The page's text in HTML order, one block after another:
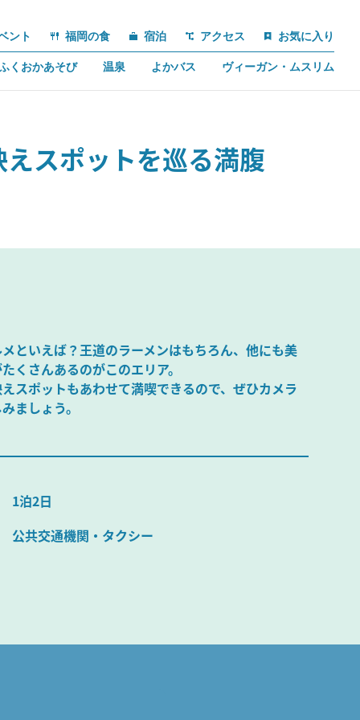
ント 福岡の食 宿泊 アクセス お気に入り
くおかあそび 温泉 よかバス ヴィーガン・ムスリム
スポットを巡る満腹
といえば？王道のラーメンはもちろん、他にも美
くさんあるのがこのエリア。
スポットもあわせて満喫できるので、ぜひカメラ
ましょう。
1泊2日
公共交通機関・タクシー